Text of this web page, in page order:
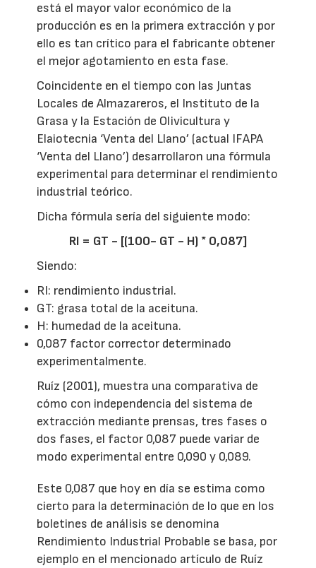
está el mayor valor económico de la
producción es en la primera extracción y por
ello es tan crítico para el fabricante obtener
el mejor agotamiento en esta fase.
Coincidente en el tiempo con las Juntas
Locales de Almazareros, el Instituto de la
Grasa y la Estación de Olivicultura y
Elaiotecnia ‘Venta del Llano’ (actual IFAPA
‘Venta del Llano’) desarrollaron una fórmula
experimental para determinar el rendimiento
industrial teórico.
Dicha fórmula sería del siguiente modo:
RI = GT - [(100- GT - H) * 0,087]
Siendo:
RI: rendimiento industrial.
GT: grasa total de la aceituna.
H: humedad de la aceituna.
0,087 factor corrector determinado
experimentalmente.
Ruíz (2001), muestra una comparativa de
cómo con independencia del sistema de
extracción mediante prensas, tres fases o
dos fases, el factor 0,087 puede variar de
modo experimental entre 0,090 y 0,089.
Este 0,087 que hoy en día se estima como
cierto para la determinación de lo que en los
boletines de análisis se denomina
Rendimiento Industrial Probable se basa, por
ejemplo en el mencionado artículo de Ruíz